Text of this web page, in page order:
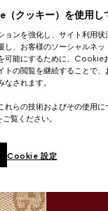
クッキー）を使用し
ョンを強化し、サイト利用
し、お客様のソーシャルネッ
可能にするために、Cookie
トの閲覧を継続することで、
されます。
れらの技術およびその使用
ご覧ください。
Cookie 設定